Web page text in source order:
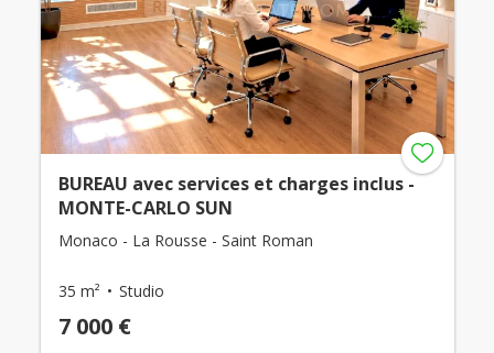
BUREAU avec services et charges inclus -
MONTE-CARLO SUN
Monaco - La Rousse - Saint Roman
35 m² Studio
7 000 €